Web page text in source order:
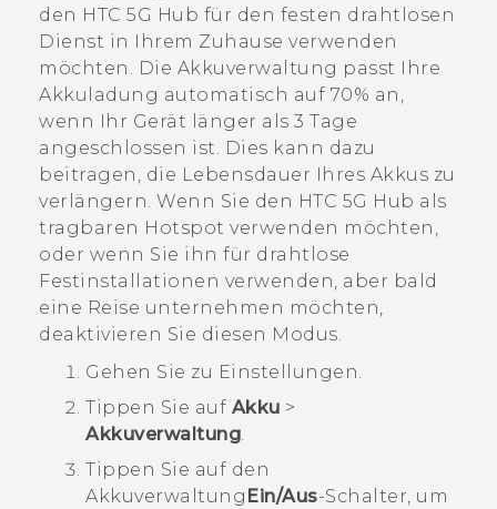
den HTC 5G Hub‍ für den festen drahtlosen
Dienst in Ihrem Zuhause verwenden
möchten. Die Akkuverwaltung passt Ihre
Akkuladung automatisch auf 70% an,
wenn Ihr Gerät länger als 3 Tage
angeschlossen ist. Dies kann dazu
beitragen, die Lebensdauer Ihres Akkus zu
verlängern. Wenn Sie den HTC 5G Hub‍ als
tragbaren Hotspot verwenden möchten,
oder wenn Sie ihn für drahtlose
Festinstallationen verwenden, aber bald
eine Reise unternehmen möchten,
deaktivieren Sie diesen Modus.
Gehen Sie zu Einstellungen.
Tippen Sie auf Akku >
Akkuverwaltung.
Tippen Sie auf den
Akkuverwaltung Ein/Aus-Schalter, um